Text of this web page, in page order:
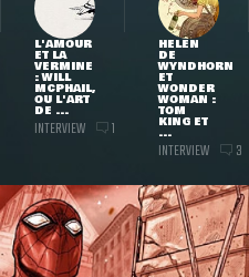
L'AMOUR
ET LA
VERMINE
: WILL
MCPHAIL,
OU L'ART
DE ...
INTERVIEW 1
HELEN
DE
WYNDHORN
ET
WONDER
WOMAN :
TOM
KING ET
...
INTERVIEW 3